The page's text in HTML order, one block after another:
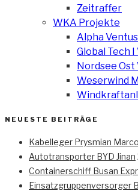
Zeitraffer
WKA Projekte
Alpha
Global Tech
Nordsee
Weserwind
NEUESTE BEITRÄGE
Kabelleger Prysmian
Autotransporter BYD Jinan
Containerschiff Busan
Einsatzgruppenversorger